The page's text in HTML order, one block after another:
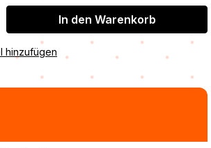
In den Warenkorb
hinzufügen